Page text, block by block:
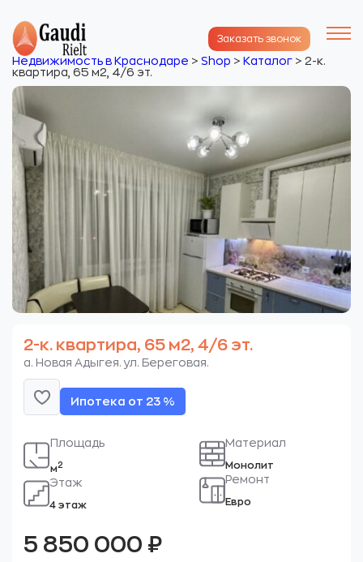
Заказать звонок
Недвижимость в Краснодаре > Shop > Каталог > 2-к.
квартира, 65 м2, 4/6 эт.
2-к. квартира, 65 м2, 4/6 эт.
а. Новая Адыгея. ул. Береговая.
Ипотека от 23 %
Площадь
м2
Этаж
4 этаж
Материал
Монолит
Ремонт
Евро
5 850 000 ₽